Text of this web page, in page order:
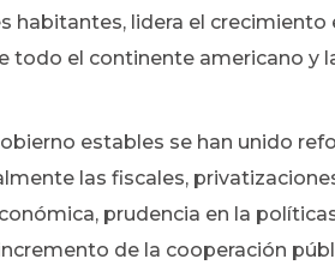
habitantes, lidera el
todo el continente americano y
estables se han unido
las fiscales,
prudencia en la
de la cooperación